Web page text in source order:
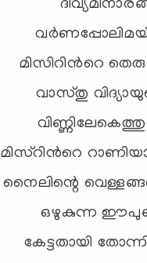
മിസിറിന്‍റെ
വാസ്തു
മിസ്‌റിന്‍റെ
നൈലിന്റെ
ഒഴുകുന്ന
കേട്ടതായി